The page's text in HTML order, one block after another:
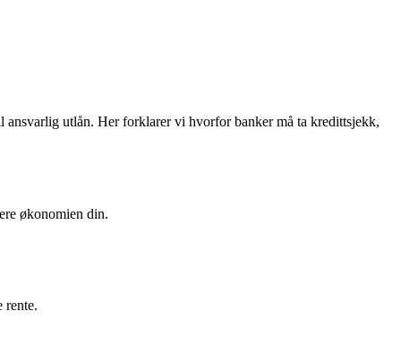
utlån. Her forklarer vi hvorfor banker må ta kredittsjekk,
økonomien din.
rente.